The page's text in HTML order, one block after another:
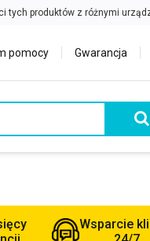
pomocy Gwarancja
Wsparcie